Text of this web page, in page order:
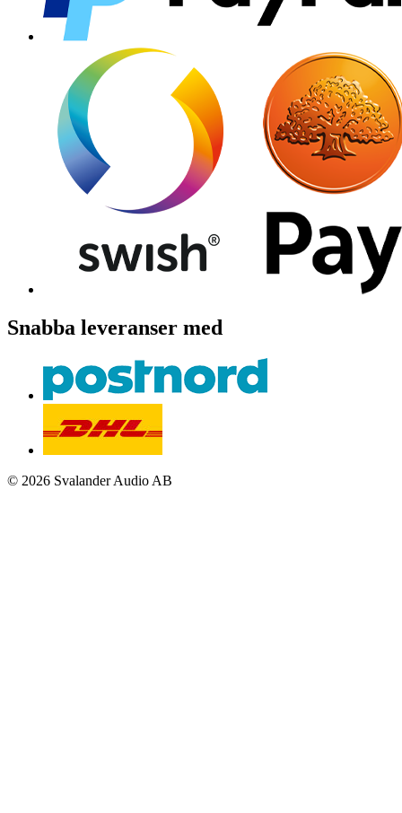
Snabba leveranser med
© 2026 Svalander Audio AB